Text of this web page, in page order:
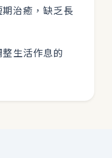
治癒，缺乏長
生活作息的